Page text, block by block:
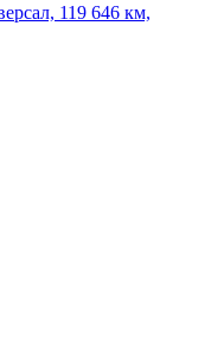
119 646 км,